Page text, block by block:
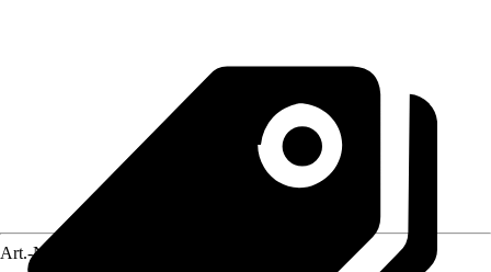
Art.-Nr.